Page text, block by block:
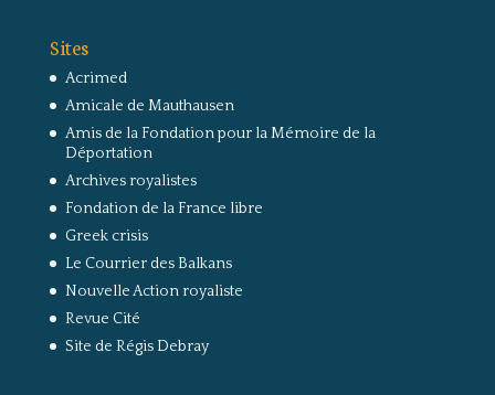
Sites
Acrimed
Amicale de Mauthausen
Amis de la Fondation pour la Mémoire de la
Déportation
Archives royalistes
Fondation de la France libre
Greek crisis
Le Courrier des Balkans
Nouvelle Action royaliste
Revue Cité
Site de Régis Debray